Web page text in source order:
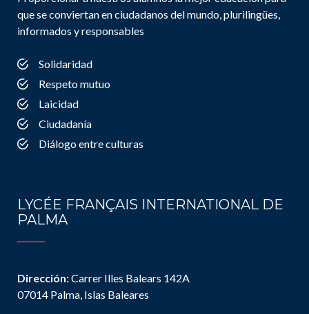
que se conviertan en ciudadanos del mundo, plurilingües,
informados y responsables
Solidaridad
Respeto mutuo
Laicidad
Ciudadanía
Diálogo entre culturas
LYCÉE FRANÇAIS INTERNATIONAL DE
PALMA
Dirección:Carrer Illes Balears 142A
07014 Palma, Islas Baleares